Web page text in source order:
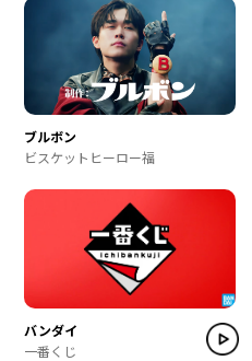
ブルボン
ビスケットヒーロー福
バンダイ
一番くじ